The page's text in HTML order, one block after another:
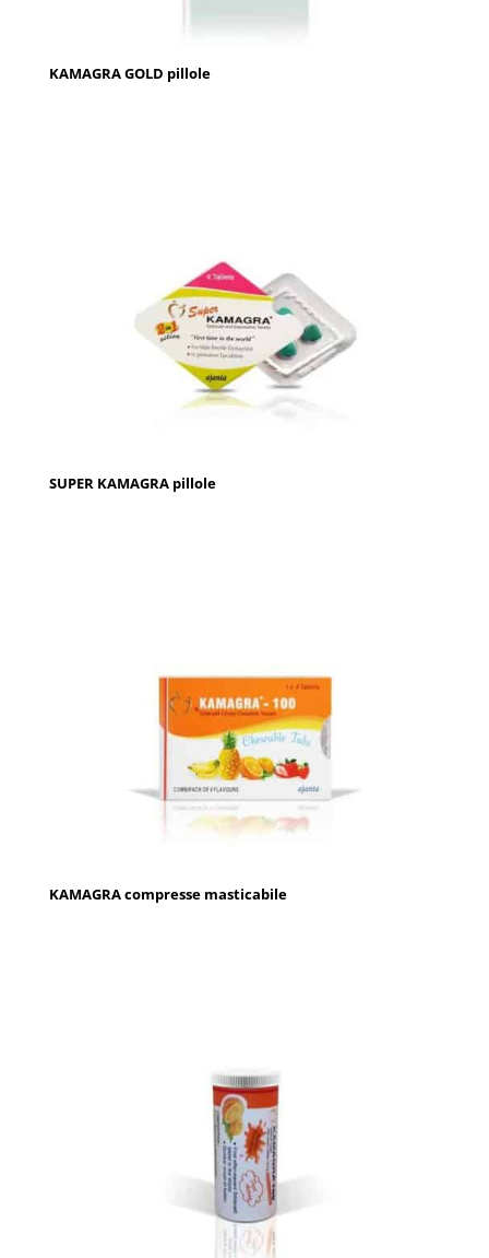
KAMAGRA GOLD pillole
SUPER KAMAGRA pillole
KAMAGRA compresse masticabile